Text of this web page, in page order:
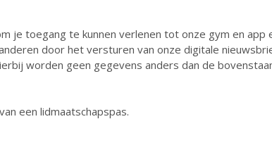
je toegang te kunnen verlenen tot onze gym en app
door het versturen van onze digitale
worden geen gegevens anders dan de
een lidmaatschapspas.